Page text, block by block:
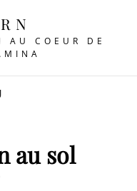
AU COEUR DE
au sol